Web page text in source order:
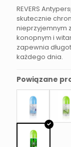
REVERS
skutecznie
nieprzyjemnym
konopnym i
zapewnia
każdego dnia.
Powiązane